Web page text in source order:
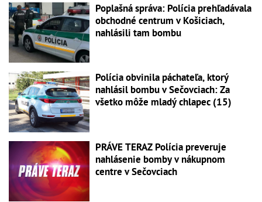
Poplašná správa: Polícia prehľadávala
obchodné centrum v Košiciach,
nahlásili tam bombu
Polícia obvinila páchateľa, ktorý
nahlásil bombu v Sečovciach: Za
všetko môže mladý chlapec (15)
PRÁVE TERAZ Polícia preveruje
nahlásenie bomby v nákupnom
centre v Sečovciach